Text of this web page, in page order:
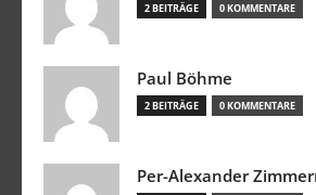
2 BEITRÄGE 0 KOMMENTARE
Paul Böhme
2 BEITRÄGE 0 KOMMENTARE
Per-Alexander